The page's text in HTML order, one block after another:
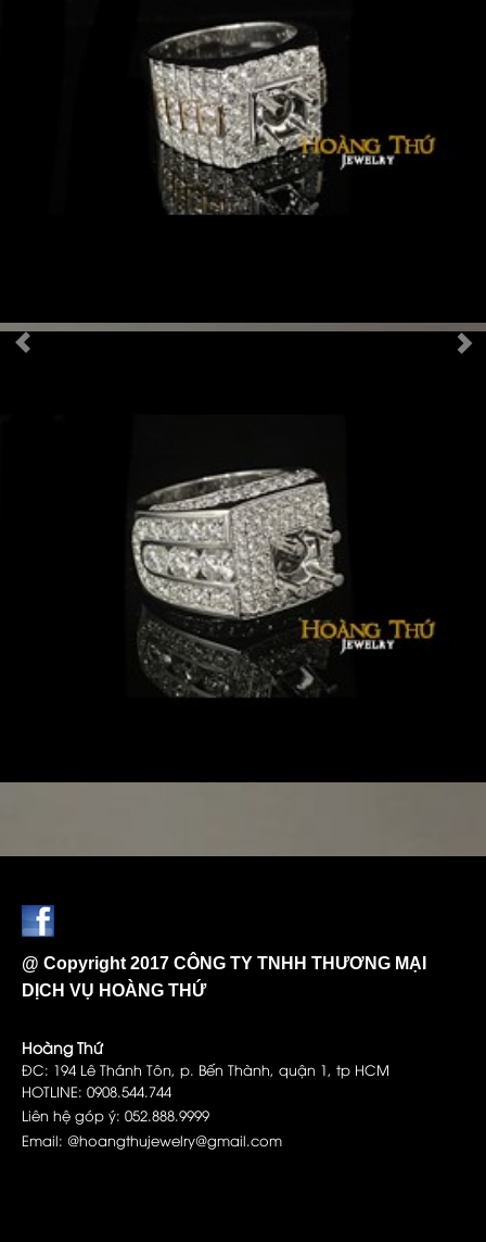
@ Copyright 2017 CÔNG TY TNHH THƯƠNG MẠI
DỊCH VỤ HOÀNG THỨ
Hoàng Thứ
ĐC: 194 Lê Thánh Tôn, p. Bến Thành, quận 1, tp HCM
HOTLINE: 0908.544.744
Liên hệ góp ý: 052.888.9999
Email: @hoangthujewelry@gmail.com